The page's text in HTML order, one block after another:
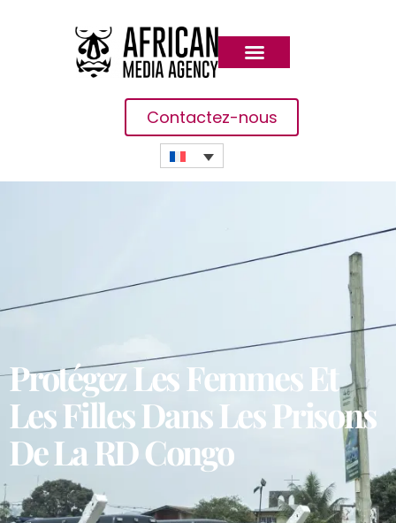
Contactez-nous
Protégez Les Femmes Et
Les Filles Dans Les Prisons
De La RD Congo